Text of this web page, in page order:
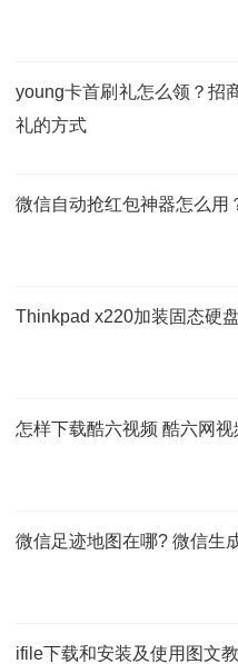
young卡首刷礼怎么领？招
礼的方式
微信自动抢红包神器怎么用
Thinkpad x220加装固态硬
怎样下载酷六视频 酷六网
微信足迹地图在哪? 微信生
ifile下载和安装及使用图文